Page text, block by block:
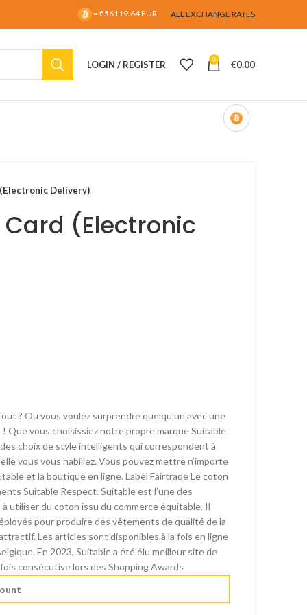
= €56119.64 EUR ALL EXCHANGE RATES
LOGIN / REGISTER 0 €0.00
Delivery)
Card (Electronic
? Ou vous voulez surprendre quelqu’un avec une
Que vous choisissiez notre propre marque Suitable
choix de style intelligents qui correspondent à
vous vous habillez. Vous pouvez mettre n’importe
et la boutique en ligne. Label Fairtrade Le coton
Suitable Respect. Suitable est l’une des
utiliser du coton issu du commerce équitable. Il
pour produire des vêtements de qualité de la
Les articles sont disponibles à la fois en ligne
En 2023, Suitable a été élu meilleur site de
consécutive lors des Shopping Awards